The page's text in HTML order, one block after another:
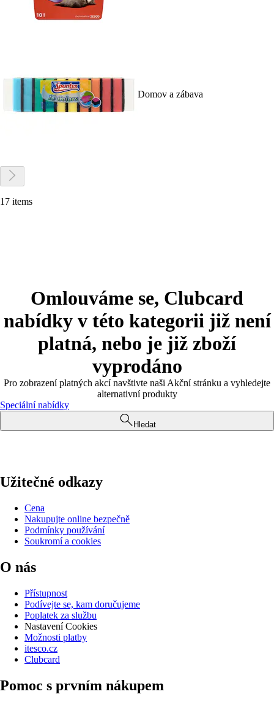
Domov a zábava
17 items
Omlouváme se, Clubcard
nabídky v této kategorii již není
platná, nebo je již zboží
vyprodáno
Pro zobrazení platných akcí navštivte naši Akční stránku a vyhledejte
alternativní produkty
Speciální nabídky
Hledat
Užitečné odkazy
Cena
Nakupujte online bezpečně
Podmínky používání
Soukromí a cookies
O nás
Přístupnost
Podívejte se, kam doručujeme
Poplatek za službu
Nastavení Cookies
Možnosti platby
itesco.cz
Clubcard
Pomoc s prvním nákupem